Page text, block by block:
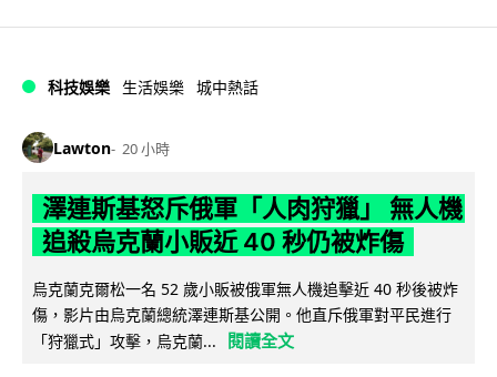
科技娛樂 生活娛樂 城中熱話
Lawton 20 小時
澤連斯基怒斥俄軍「人肉狩獵」 無人機
追殺烏克蘭小販近 40 秒仍被炸傷
烏克蘭克爾松一名 52 歲小販被俄軍無人機追擊近 40 秒後被炸
傷，影片由烏克蘭總統澤連斯基公開。他直斥俄軍對平民進行
「狩獵式」攻擊，烏克蘭...
閱讀全文